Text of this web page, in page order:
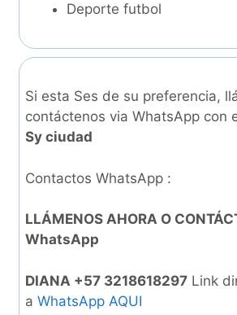
Deporte futbol
Si esta Ses de su preferencia,
contáctenos via WhatsApp con
Sy ciudad
Contactos WhatsApp :
LLÁMENOS AHORA O
WhatsApp
DIANA +57 3218618297 Link
a WhatsApp AQUI